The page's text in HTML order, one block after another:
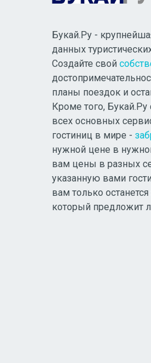
Букай.Ру -
данных
Создайте свой
планы поездок и
Кроме того,
всех основных
гостиниц в мире -
нужной цене в
вам цены в разных
указанную вами
вам только
который предложит